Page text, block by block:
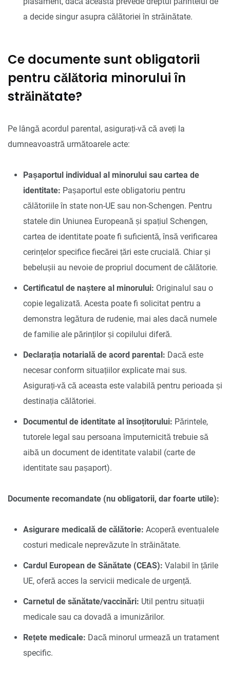
a decide singur asupra călătoriei în străinătate.
Ce documente sunt obligatorii
pentru călătoria minorului în
străinătate?
Pe lângă acordul parental, asigurați-vă că aveți la
dumneavoastră următoarele acte:
Pașaportul individual al minorului sau cartea de
identitate: Pașaportul este obligatoriu pentru
călătoriile în state non-UE sau non-Schengen. Pentru
statele din Uniunea Europeană și spațiul Schengen,
cartea de identitate poate fi suficientă, însă verificarea
cerințelor specifice fiecărei țări este crucială. Chiar și
bebelușii au nevoie de propriul document de călătorie.
Certificatul de naștere al minorului: Originalul sau o
copie legalizată. Acesta poate fi solicitat pentru a
demonstra legătura de rudenie, mai ales dacă numele
de familie ale părinților și copilului diferă.
Declarația notarială de acord parental: Dacă este
necesar conform situațiilor explicate mai sus.
Asigurați-vă că aceasta este valabilă pentru perioada și
destinația călătoriei.
Documentul de identitate al însoțitorului: Părintele,
tutorele legal sau persoana împuternicită trebuie să
aibă un document de identitate valabil (carte de
identitate sau pașaport).
Documente recomandate (nu obligatorii, dar foarte utile):
Asigurare medicală de călătorie: Acoperă eventualele
costuri medicale neprevăzute în străinătate.
Cardul European de Sănătate (CEAS): Valabil în țările
UE, oferă acces la servicii medicale de urgență.
Carnetul de sănătate/vaccinări: Util pentru situații
medicale sau ca dovadă a imunizărilor.
Rețete medicale: Dacă minorul urmează un tratament
specific.